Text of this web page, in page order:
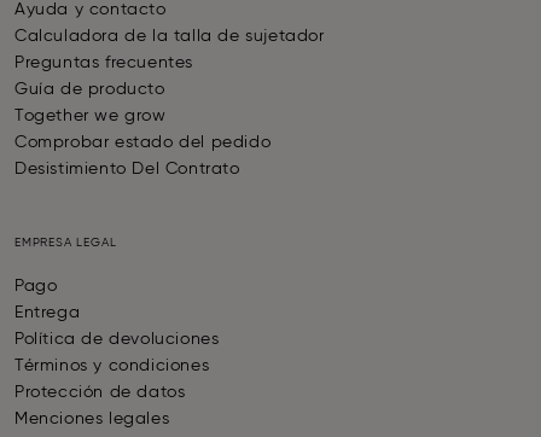
Ayuda y contacto
Calculadora de la talla de sujetador
Preguntas frecuentes
Guía de producto
Together we grow
Comprobar estado del pedido
Desistimiento Del Contrato
EMPRESA LEGAL
Pago
Entrega
Política de devoluciones
Términos y condiciones
Protección de datos
Menciones legales